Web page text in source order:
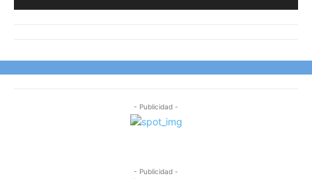
- Publicidad -
- Publicidad -